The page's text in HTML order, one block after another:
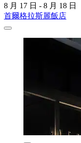
8 月 17 日 - 8 月 18 日
首爾格拉斯麗飯店